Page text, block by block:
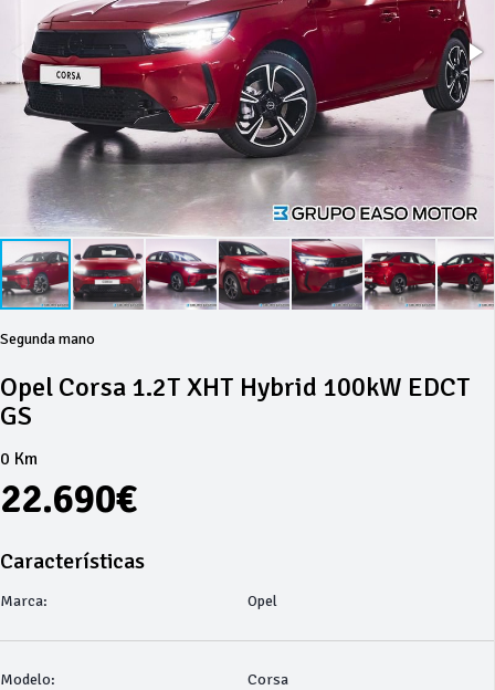
Segunda mano
Opel Corsa 1.2T XHT Hybrid 100kW EDCT
GS
0 Km
22.690€
Características
Marca: Opel
Modelo: Corsa